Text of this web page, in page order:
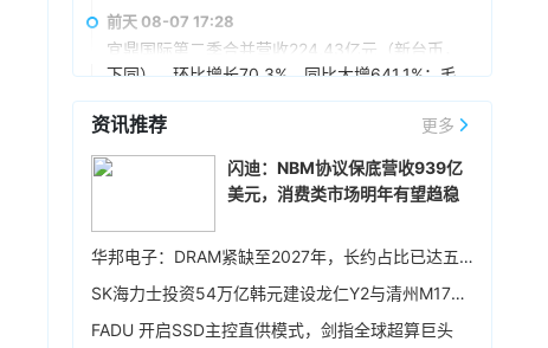
创、市场共拓、生态建设方面开展深入合作，持
续推动相关领域产品智能化产线升级，构建覆盖
方案，构建互利共赢、可持续发展的战略合作伙
伴关系。
前天 08-07 17:28
宜鼎国际第二季合并营收224.43亿元（新台币，
下同），环比增长70.3%，同比大增641.1%；毛
利率65.01%，较第一季提升，营业利润率
58.57%，税后净利润103.68亿元，环比增长
元。展望后市，宜鼎称，目前存储供需仍维持吃
紧，DRAM及NAND Flash市场展望持续正向，工
持续支撑下半年营运。其中，企业级SSD随着AI
空间，相关PCIe Gen5产品布局也将逐步发酵。
前天 08-07 17:21
英飞凌宣布，联发科技已完成英飞凌车规级 NOR
闪存存储器解决方案 512Mb Quad SPI NOR
前天 08-07 16:20
币，下同），环比增长2.50%，同比增长
307.66%，创同期新高；累计1-7月营收达
资讯推荐 更多
闪迪：NBM协议保底营收939亿
美元，消费类市场明年有望趋稳
华邦电子：DRAM紧缺至2027年，长约占比已达五成
SK海力士投资54万亿韩元建设龙仁Y2与清州M17晶圆厂，确保中长期生产基础
FADU 开启SSD主控直供模式，剑指全球超算巨头